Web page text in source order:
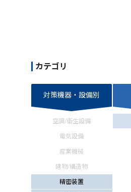
カテゴリ
対策機器・設備別
空調/衛生設備
電気設備
産業機械
建物/構造物
精密装置